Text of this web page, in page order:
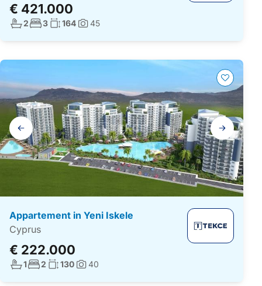
€ 421.000
Aantal badkamers:
2Aantal slaapkamers:
3Woonoppervlakte:
164Foto's:
45
Galerij
navigatie
Appartement in Yeni Iskele
Cyprus
€ 222.000
Aantal badkamers:
1Aantal slaapkamers:
2 Woonoppervlakte:
130Foto's:
40